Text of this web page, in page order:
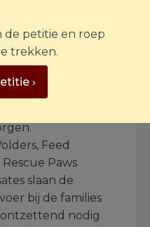
te voorkomen
de organisaties
te starten. We
mensen die
Feed
Paws
slaan de
bij de families
nodig
de petitie en roep
trekken.
›